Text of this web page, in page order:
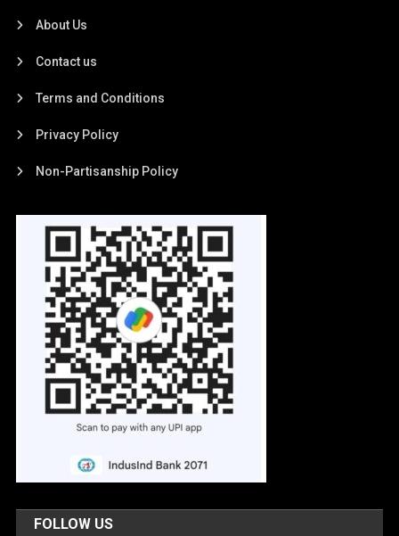
About Us
Contact us
Terms and Conditions
Privacy Policy
Non-Partisanship Policy
FOLLOW US